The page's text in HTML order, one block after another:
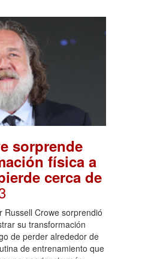
sorprende
física a
cerca de
Russell Crowe sorprendió
su transformación
de perder alrededor de
de entrenamiento que